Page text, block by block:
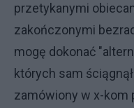
przetykanymi
zakończonymi
mogę dokonać
których sam
zamówiony w x-kom